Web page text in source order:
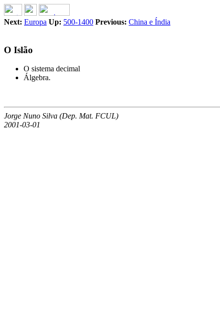
Next: Europa Up: 500-1400 Previous: China e Índia
O Islão
O sistema decimal
Álgebra.
Jorge Nuno Silva (Dep. Mat. FCUL)
2001-03-01